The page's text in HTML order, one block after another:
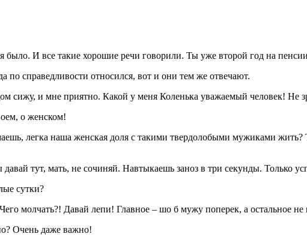
было. И все такие хорошие речи говорили. Ты уже второй год на
по справедливости относился, вот и они тем же отвечают.
сижу, и мне приятно. Какой у меня Коленька уважаемый человек! Не
о женском!
легка наша женская доля с такими твердолобыми мужиками
тут, мать, не сочиняй. Навтыкаешь заноз в три секунды. Только
сутки?
молчать?! Давай лепи! Главное – шо б мужу поперек, а остальное не
Очень даже важно!